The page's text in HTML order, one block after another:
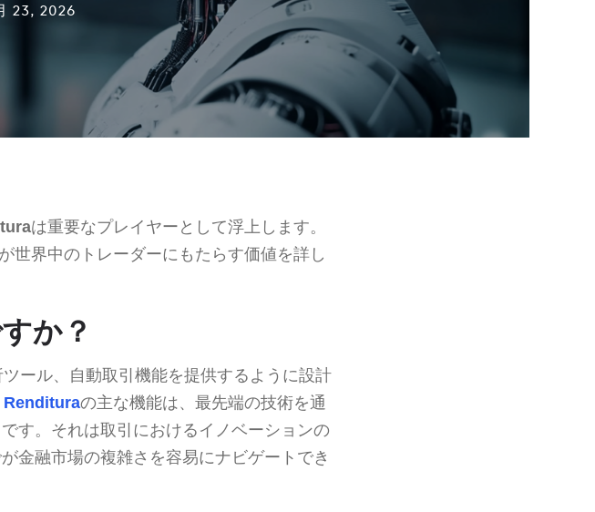
23, 2026
は重要なプレイヤーとして浮上します。
世界中のトレーダーにもたらす価値を詳し
か？
ール、自動取引機能を提供するように設計
の主な機能は、最先端の技術を通
す。それは取引におけるイノベーションの
金融市場の複雑さを容易にナビゲートでき